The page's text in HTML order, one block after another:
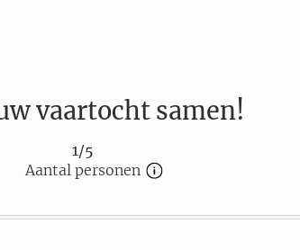
vaartocht samen!
1/5
Aantal personen